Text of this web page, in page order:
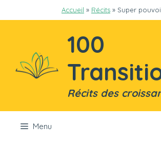
au
Accueil » Récits » Super
100
Récits des
Menu